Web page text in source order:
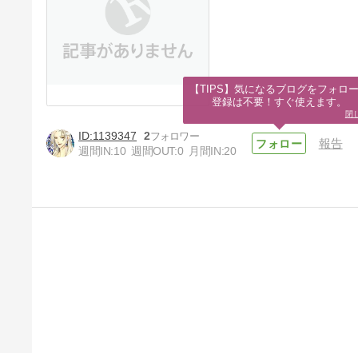
1139347
2
週間IN:10 週間OUT:0 月間IN:20
報告
【TIPS】気になるブログをフォロー
登録は不要！すぐ使えます。
閉